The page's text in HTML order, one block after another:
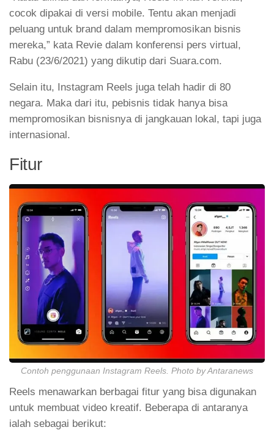
cocok dipakai di versi mobile. Tentu akan menjadi
peluang untuk brand dalam mempromosikan bisnis
mereka,” kata Revie dalam konferensi pers virtual,
Rabu (23/6/2021) yang dikutip dari Suara.com.
Selain itu, Instagram Reels juga telah hadir di 80
negara. Maka dari itu, pebisnis tidak hanya bisa
mempromosikan bisnisnya di jangkauan lokal, tapi juga
internasional.
Fitur
Contoh penggunaan Instagram Reels. Photo by Antaranews
Reels menawarkan berbagai fitur yang bisa digunakan
untuk membuat video kreatif. Beberapa di antaranya
ialah sebagai berikut: